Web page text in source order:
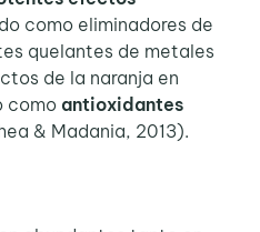
como eliminadores de
quelantes de metales
de la naranja en
comoantioxidantes
& Madania, 2013).